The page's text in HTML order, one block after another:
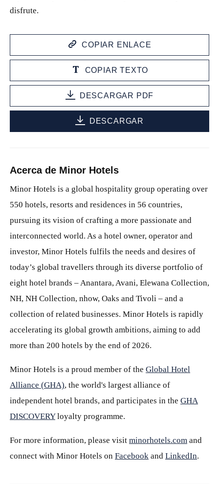
disfrute.
COPIAR ENLACE
COPIAR TEXTO
DESCARGAR PDF
DESCARGAR
Acerca de Minor Hotels
Minor Hotels is a global hospitality group operating over
550 hotels, resorts and residences in 56 countries,
pursuing its vision of crafting a more passionate and
interconnected world. As a hotel owner, operator and
investor, Minor Hotels fulfils the needs and desires of
today’s global travellers through its diverse portfolio of
eight hotel brands – Anantara, Avani, Elewana Collection,
NH, NH Collection, nhow, Oaks and Tivoli – and a
collection of related businesses. Minor Hotels is rapidly
accelerating its global growth ambitions, aiming to add
more than 200 hotels by the end of 2026.
Minor Hotels is a proud member of the Global Hotel
Alliance (GHA), the world's largest alliance of
independent hotel brands, and participates in the GHA
DISCOVERYloyalty programme.
For more information, please visit minorhotels.com and
connect with Minor Hotels on Facebook and LinkedIn.